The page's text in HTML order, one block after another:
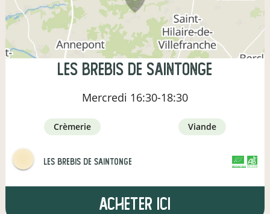
Les Brebis de Saintonge
Mercredi 16:30-18:30
crèmerie viande
Les Brebis de Saintonge
Acheter ici